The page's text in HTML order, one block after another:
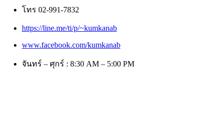
โทร 02-991-7832
https://line.me/ti/p/~kumkanab
www.facebook.com/kumkanab
จันทร์ – ศุกร์ : 8:30 AM – 5:00 PM